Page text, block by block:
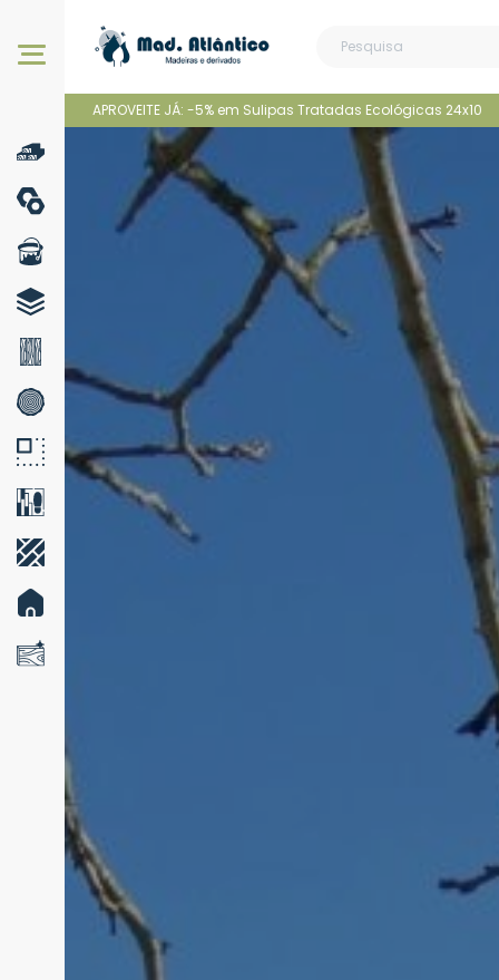
APROVEITE JÁ: -5% em Sulipas Tratadas Ecológicas 24x10
Os nossos produtos